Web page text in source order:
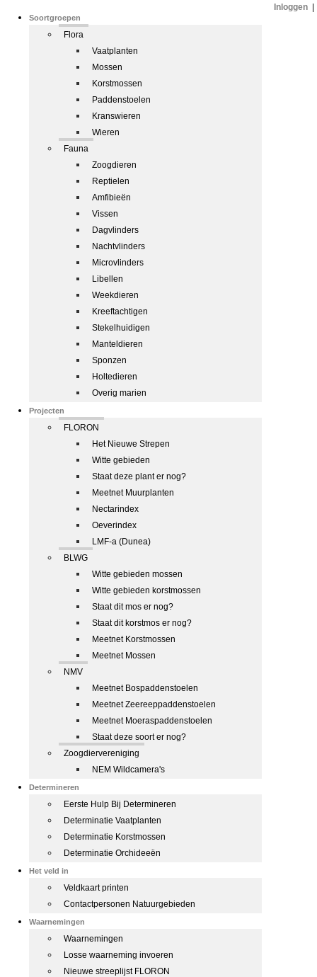
Soortgroepen
Flora
Vaatplanten
Mossen
Korstmossen
Paddenstoelen
Kranswieren
Wieren
Fauna
Zoogdieren
Reptielen
Amfibieën
Vissen
Dagvlinders
Nachtvlinders
Microvlinders
Libellen
Weekdieren
Kreeftachtigen
Stekelhuidigen
Manteldieren
Sponzen
Holtedieren
Overig marien
Projecten
FLORON
Het Nieuwe Strepen
Witte gebieden
Staat deze plant er nog?
Meetnet Muurplanten
Nectarindex
Oeverindex
LMF-a (Dunea)
BLWG
Witte gebieden mossen
Witte gebieden korstmossen
Staat dit mos er nog?
Staat dit korstmos er nog?
Meetnet Korstmossen
Meetnet Mossen
NMV
Meetnet Bospaddenstoelen
Meetnet Zeereeppaddenstoelen
Meetnet Moeraspaddenstoelen
Staat deze soort er nog?
Zoogdiervereniging
NEM Wildcamera's
Determineren
Eerste Hulp Bij Determineren
Determinatie Vaatplanten
Determinatie Korstmossen
Determinatie Orchideeën
Het veld in
Veldkaart printen
Contactpersonen Natuurgebieden
Waarnemingen
Waarnemingen
Losse waarneming invoeren
Nieuwe streeplijst FLORON
Inloggen